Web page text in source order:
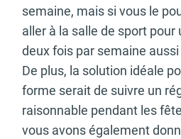
semaine, mais si vous le
aller à la salle de sport
deux fois par semaine
De plus, la solution idéale
forme serait de suivre un
raisonnable pendant les
vous avons également